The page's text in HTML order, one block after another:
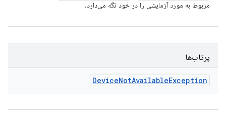
مربوط به مورد آزمایشی را در خود نگه می‌دارد.
پرتاب‌ها
DeviceNotAvailableException